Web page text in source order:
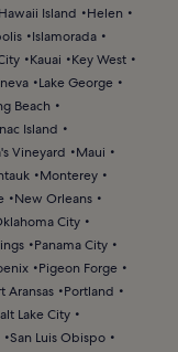
Hawaii Island
Helen
Islamorada
Kauai
Key West
Lake George
Beach
Island
Vineyard
Maui
Monterey
New Orleans
City
Panama City
Pigeon Forge
Aransas
Portland
Lake City
San Luis Obispo